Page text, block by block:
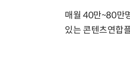
매월 40만~80만
있는 콘텐츠연합